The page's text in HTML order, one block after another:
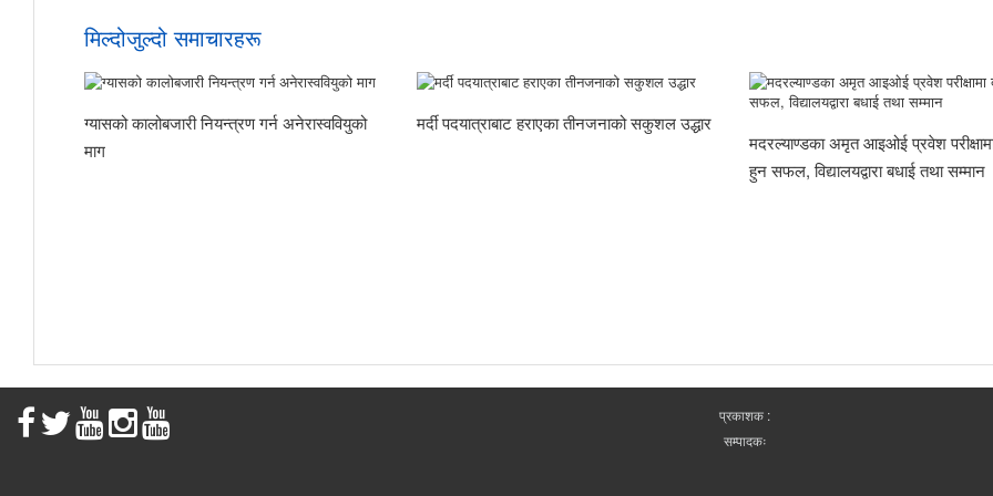
मिल्दोजुल्दो समाचारहरू
ग्यासको कालोबजारी नियन्त्रण गर्न अनेरास्ववियुको
माग
मर्दी पदयात्राबाट हराएका तीनजनाको सकुशल उद्धार
मदरल्याण्डका अमृत आइओई प्रवेश परीक्षामा
हुन सफल, विद्यालयद्वारा बधाई तथा सम्मान
प्रकाशक :
सम्पादकः